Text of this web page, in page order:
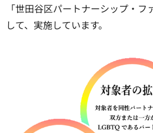
「世田谷区パートナーシップ・
して、実施しています。